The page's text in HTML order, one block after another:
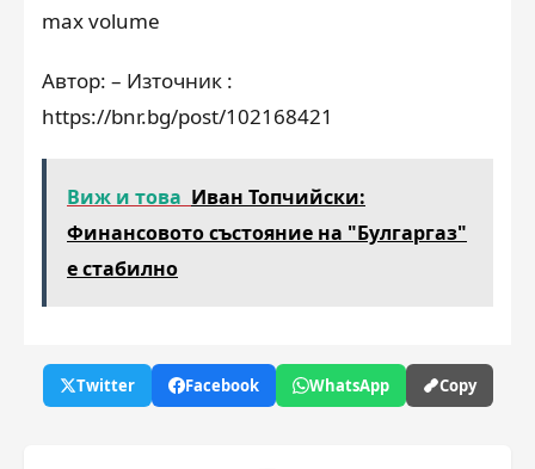
max volume
Автор: – Източник :
https://bnr.bg/post/102168421
Виж и това Иван Топчийски:
Финансовото състояние на "Булгаргаз"
е стабилно
Twitter Facebook WhatsApp Copy